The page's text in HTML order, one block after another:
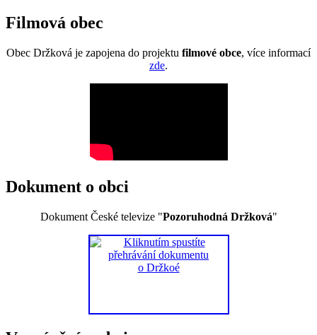
Filmová obec
Obec Držková je zapojena do projektu filmové obce, více informací
zde.
Dokument o obci
Dokument České televize "Pozoruhodná Držková"